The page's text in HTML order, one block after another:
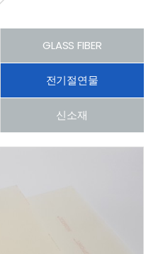
GLASS FIBER
전기절연물
신소재